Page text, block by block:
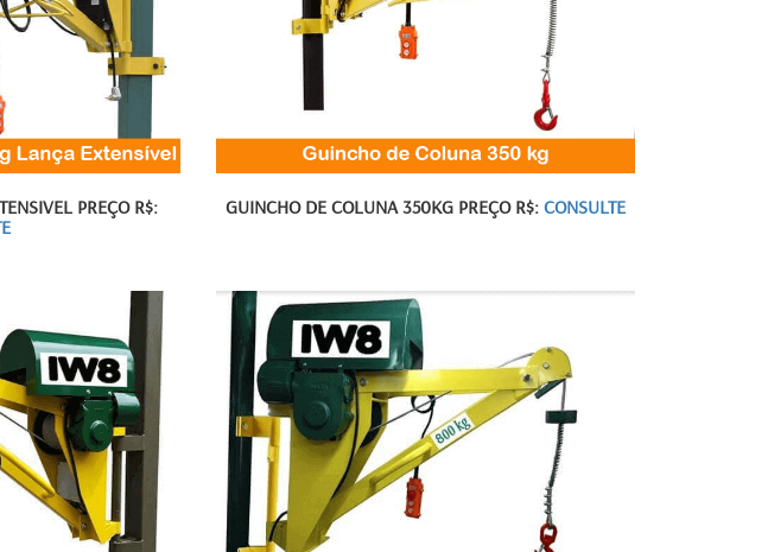
PREÇO R$:
GUINCHO DE COLUNA 350KG PREÇO R$: CONSULTE